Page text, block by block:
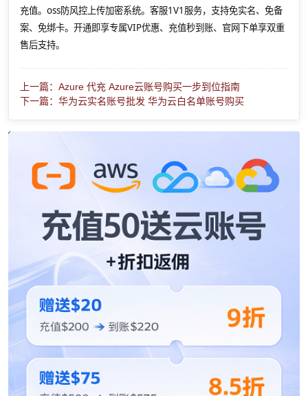
充值。oss防风控上传加密系统。客服1V1服务，支持免实名、免备
案、免绑卡。开通即享专属VIP优惠、充值秒到账、官网下单享双重
售后支持。
上一篇：Azure 代充 Azure云账号购买一步到位指南
下一篇：华为云实名账号批发 华为云白名单账号购买